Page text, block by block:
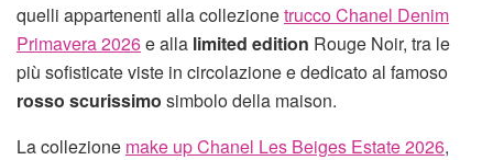
quelli appartenenti alla collezionetrucco Chanel Denim
Primavera 2026e alla limited edition Rouge Noir, tra le
più sofisticate viste in circolazione e dedicato al famoso
rosso scurissimo simbolo della maison.
La collezione make up Chanel Les Beiges Estate 2026,